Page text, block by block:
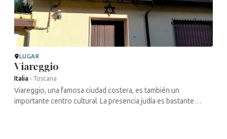
LUGAR
Viareggio
Italia › Toscana
Viareggio, una famosa ciudad costera, es también un
importante centro cultural. La presencia judía es bastante